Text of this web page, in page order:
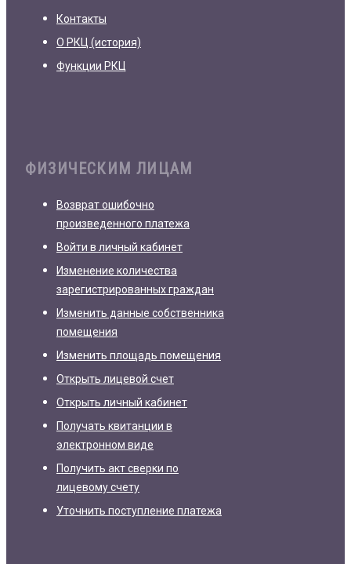
Контакты
О РКЦ (история)
Функции РКЦ
ФИЗИЧЕСКИМ ЛИЦАМ
Возврат ошибочно
произведенного платежа
Войти в личный кабинет
Изменение количества
зарегистрированных граждан
Изменить данные собственника
помещения
Изменить площадь помещения
Открыть лицевой счет
Открыть личный кабинет
Получать квитанции в
электронном виде
Получить акт сверки по
лицевому счету
Уточнить поступление платежа